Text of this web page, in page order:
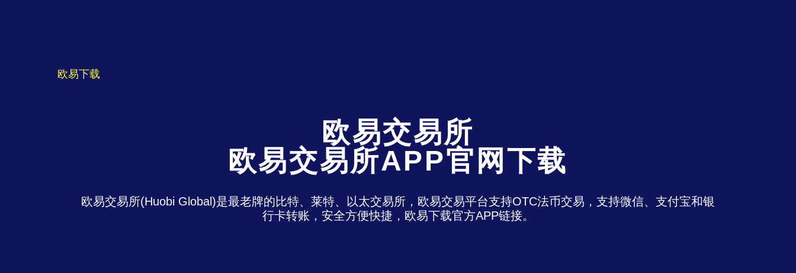
欧易下载
欧易交易所
欧易交易所APP官网下载
欧易交易所(Huobi Global)是最老牌的比特、莱特、以太交易所，欧易交易平台支持OTC法币交易，支持微信、支付宝和银
行卡转账，安全方便快捷，欧易下载官方APP链接。